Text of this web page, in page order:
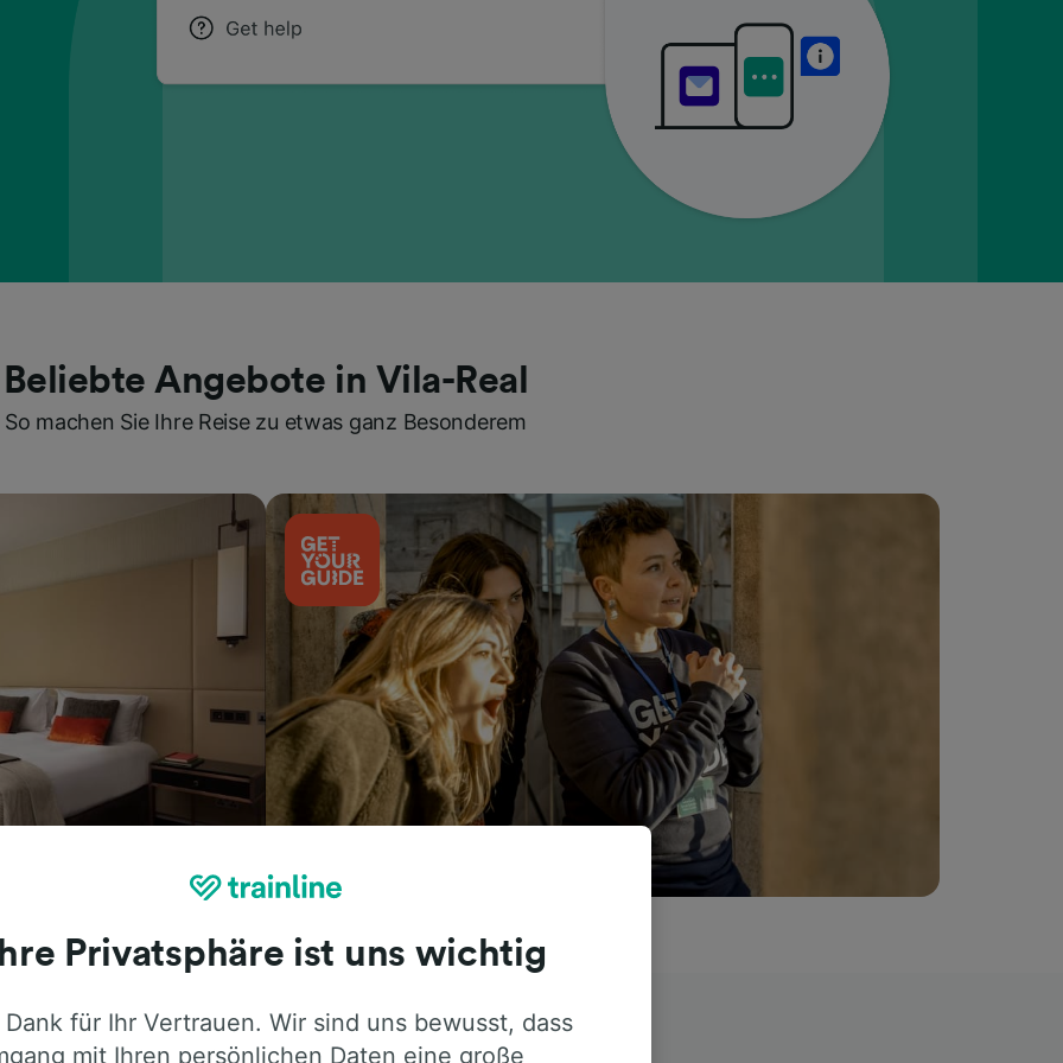
Beliebte Angebote in Vila-Real
So machen Sie Ihre Reise zu etwas ganz Besonderem
ehrliche Meinung von Trainline-Nutzern
Ihre Privatsphäre ist uns wichtig
für Ihr Vertrauen. Wir sind uns bewusst, dass
mit Ihren persönlichen Daten eine große